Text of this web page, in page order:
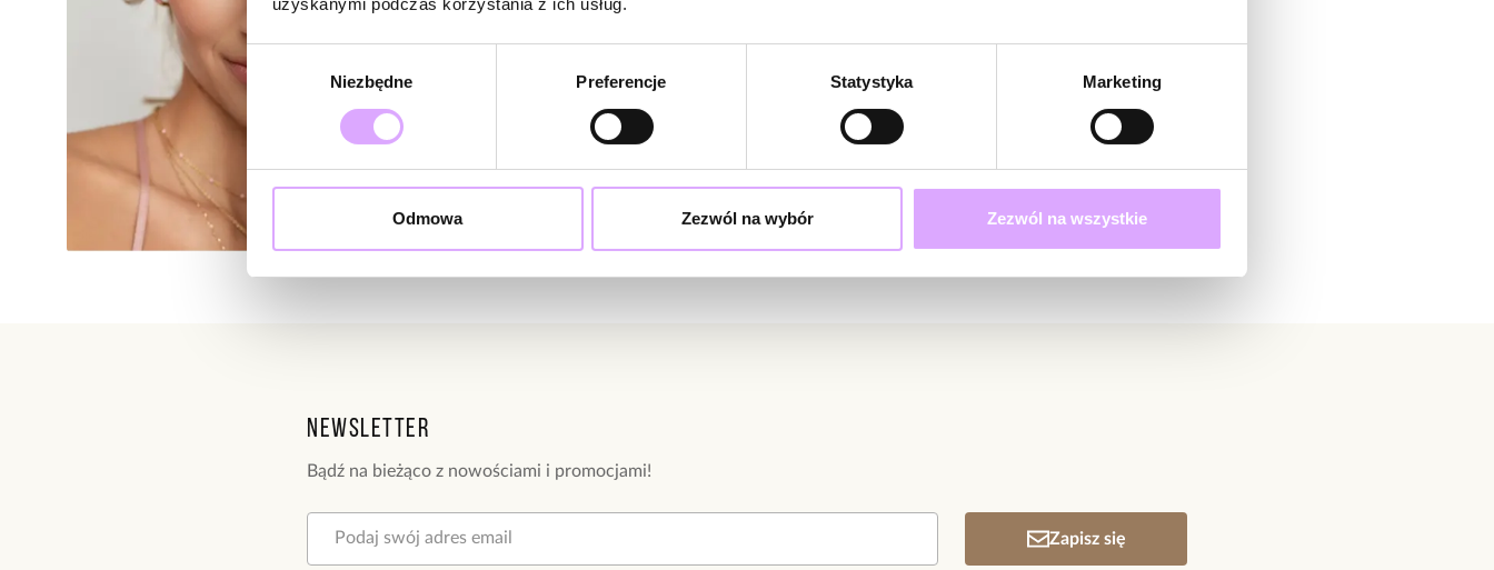
uzyskanymi podczas korzystania z ich usług.
Wybór
zgody
Niezbędne Preferencje Statystyka Marketing
Odmowa Zezwól na wybór Zezwól na wszystkie
Newsletter
Bądź na bieżąco z nowościami i promocjami!
Zapisz się